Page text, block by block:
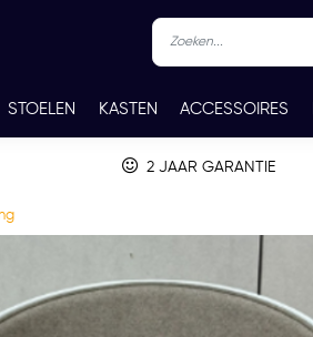
STOELEN KASTEN ACCESSOIRES
WERKBLADKLEUREN CONTACT
2 JAAR GARANTIE